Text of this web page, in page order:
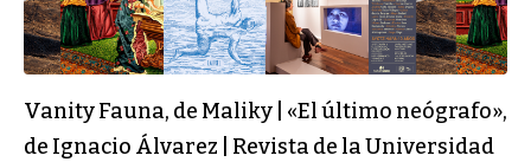
Vanity Fauna, de Maliky | «El último neógrafo»,
de Ignacio Álvarez | Revista de la Universidad